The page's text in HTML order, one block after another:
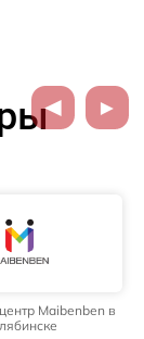
Maibenben в